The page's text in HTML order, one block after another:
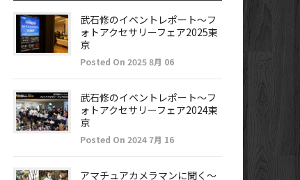
武石修のイベントレポート～フ
ォトアクセサリーフェア2025東
京
Posted On 2025 8月 06
武石修のイベントレポート～フ
ォトアクセサリーフェア2024東
京
Posted On 2024 7月 16
アマチュアカメラマンに聞く～